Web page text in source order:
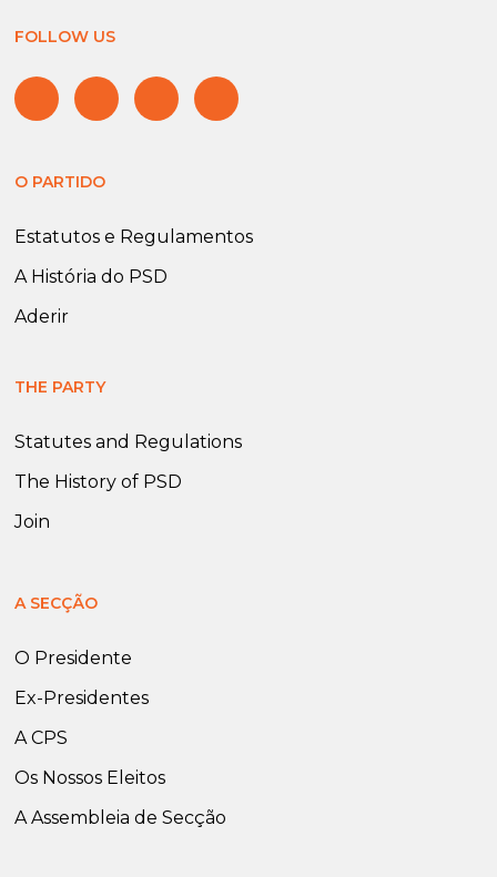
FOLLOW US
O PARTIDO
Estatutos e Regulamentos
A História do PSD
Aderir
THE PARTY
Statutes and Regulations
The History of PSD
Join
A SECÇÃO
O Presidente
Ex-Presidentes
A CPS
Os Nossos Eleitos
A Assembleia de Secção